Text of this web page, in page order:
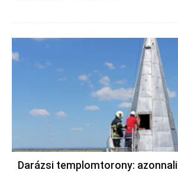
Darázsi templomtorony: azonnali